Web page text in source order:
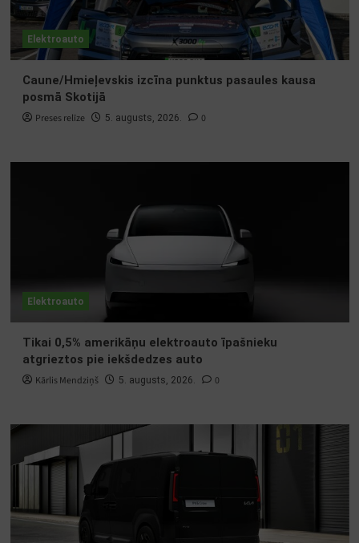
Elektroauto
Caune/Hmieļevskis izcīna punktus pasaules kausa
posmā Skotijā
Preses relīze 5. augusts, 2026. 0
Elektroauto
Tikai 0,5% amerikāņu elektroauto īpašnieku
atgrieztos pie iekšdedzes auto
Kārlis Mendziņš 5. augusts, 2026. 0